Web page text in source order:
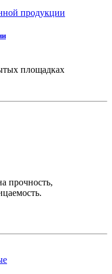
площадках
прочность,